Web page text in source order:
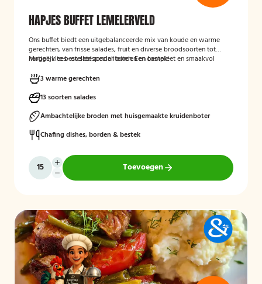
HAPJES BUFFET LEMELERVELD
Ons buffet biedt een uitgebalanceerde mix van koude en warme
gerechten, van frisse salades, fruit en diverse broodsoorten tot
hartige vlees- en satéspecialiteiten. Een compleet en smaakvol
Mogelijk te bestellen zonder borden en bestek!
3 warme gerechten
13 soorten salades
Ambachtelijke broden met huisgemaakte kruidenboter
Chafing dishes, borden & bestek
Toevoegen